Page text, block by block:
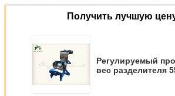
Получить лучшую
Регулируемый
вес разделителя